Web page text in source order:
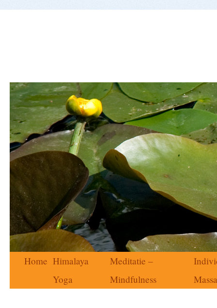
Home Himalaya
Yoga
Meditatie –
Mindfulness